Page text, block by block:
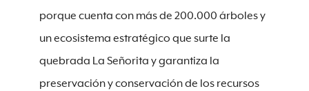
porque cuenta con más de 200.000 árboles y
un ecosistema estratégico que surte la
quebrada La Señorita y garantiza la
preservación y conservación de los recursos